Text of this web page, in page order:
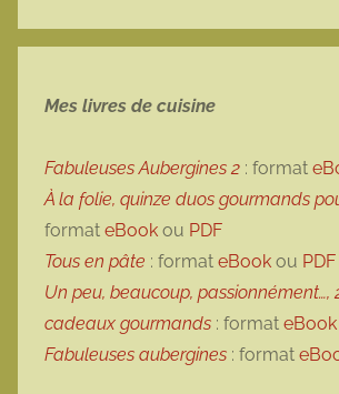
Mes livres de cuisine
Fabuleuses Aubergines 2 : format
À la folie, quinze duos gourmands
format eBook ou PDF
Tous en pâte : format eBook ou PDF
Un peu, beaucoup, passionnément…,
cadeaux gourmands : format eBook
Fabuleuses aubergines : format